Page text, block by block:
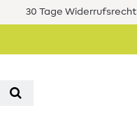
30 Tage Widerrufsrecht